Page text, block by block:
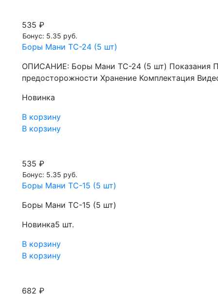
535 ₽
Бонус: 5.35 руб.
Боры Мани TC-24 (5 шт)
ОПИСАНИЕ: Боры Мани TC-24 (5 шт) Показания
предосторожности Хранение Комплектация
Новинка
В корзину
В корзину
535 ₽
Бонус: 5.35 руб.
Боры Мани TC-15 (5 шт)
Боры Мани TC-15 (5 шт)
Новинка5 шт.
В корзину
В корзину
682 ₽